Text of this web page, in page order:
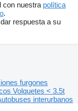
con nuestra política
.
respuesta a su
furgones
Volquetes < 3.5t
interurbanos